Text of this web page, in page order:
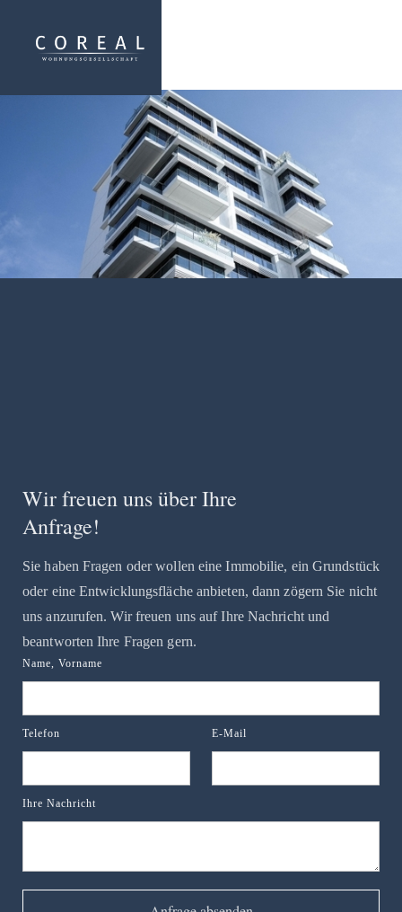
Wir freuen uns über Ihre
Anfrage!
Sie haben Fragen oder wollen eine Immobilie, ein Grundstück
oder eine Entwicklungsfläche anbieten, dann zögern Sie nicht
uns anzurufen. Wir freuen uns auf Ihre Nachricht und
beantworten Ihre Fragen gern.
Name, Vorname
Telefon E-Mail
Ihre Nachricht